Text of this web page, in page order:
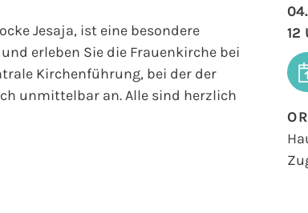
Jesaja, ist eine besondere
erleben Sie die Frauenkirche bei
Kirchenführung, bei der der
unmittelbar an. Alle sind herzlich
12